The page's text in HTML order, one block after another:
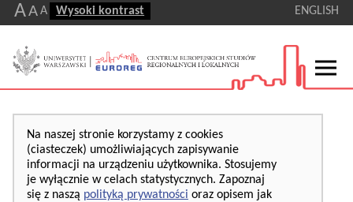
AA A Wysoki kontrast ENGLISH
Na naszej stronie korzystamy z cookies
(ciasteczek) umożliwiających zapisywanie
informacji na urządzeniu użytkownika. Stosujemy
je wyłącznie w celach statystycznych. Zapoznaj
się z naszą polityką prywatności oraz opisem jak